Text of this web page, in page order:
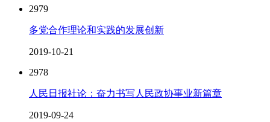
2979
多党合作理论和实践的发展创新
2019-10-21
2978
人民日报社论：奋力书写人民政协事业新篇章
2019-09-24